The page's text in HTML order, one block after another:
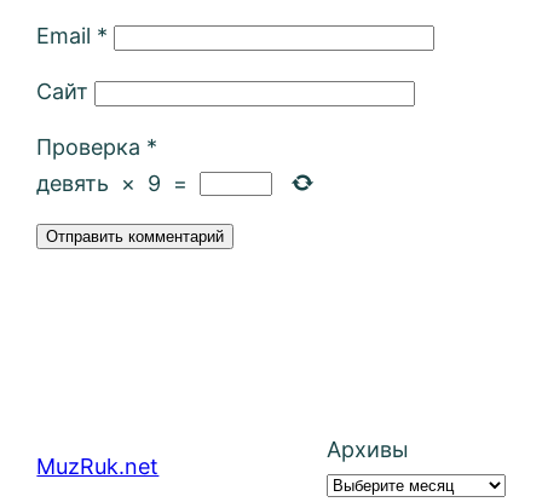
Email *
Сайт
Проверка *
девять
× 9 =
MuzRuk.net
Архивы